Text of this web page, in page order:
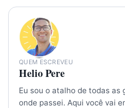
QUEM ESCREVEU
Helio Pere
Eu sou o atalho de todas as
onde passei. Aqui você vai